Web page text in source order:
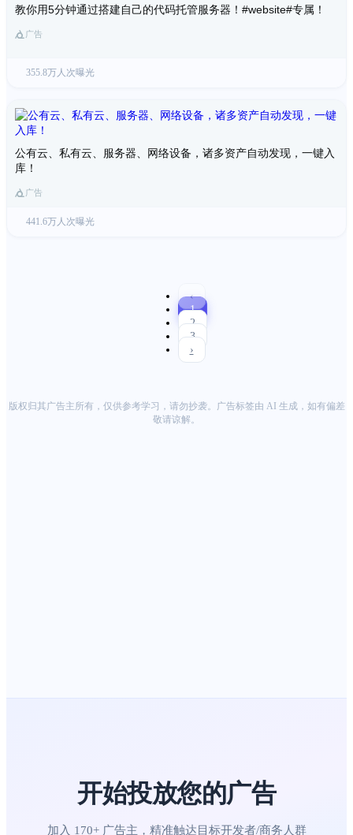
教你用5分钟通过搭建自己的代码托管服务器！#website#专属！
广告
355.8万人次曝光
公有云、私有云、服务器、网络设备，诸多资产自动发现，一键入
库！
广告
441.6万人次曝光
‹
1
2
3
›
版权归其广告主所有，仅供参考学习，请勿抄袭。广告标签由 AI 生成，如有偏差
敬请谅解。
开始投放您的广告
加入 170+ 广告主，精准触达目标开发者/商务人群